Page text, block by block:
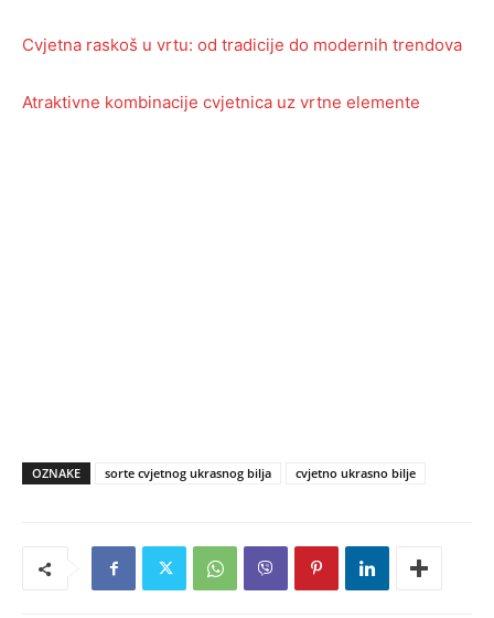
Cvjetna raskoš u vrtu: od tradicije do modernih trendova
Atraktivne kombinacije cvjetnica uz vrtne elemente
OZNAKE sorte cvjetnog ukrasnog bilja cvjetno ukrasno bilje